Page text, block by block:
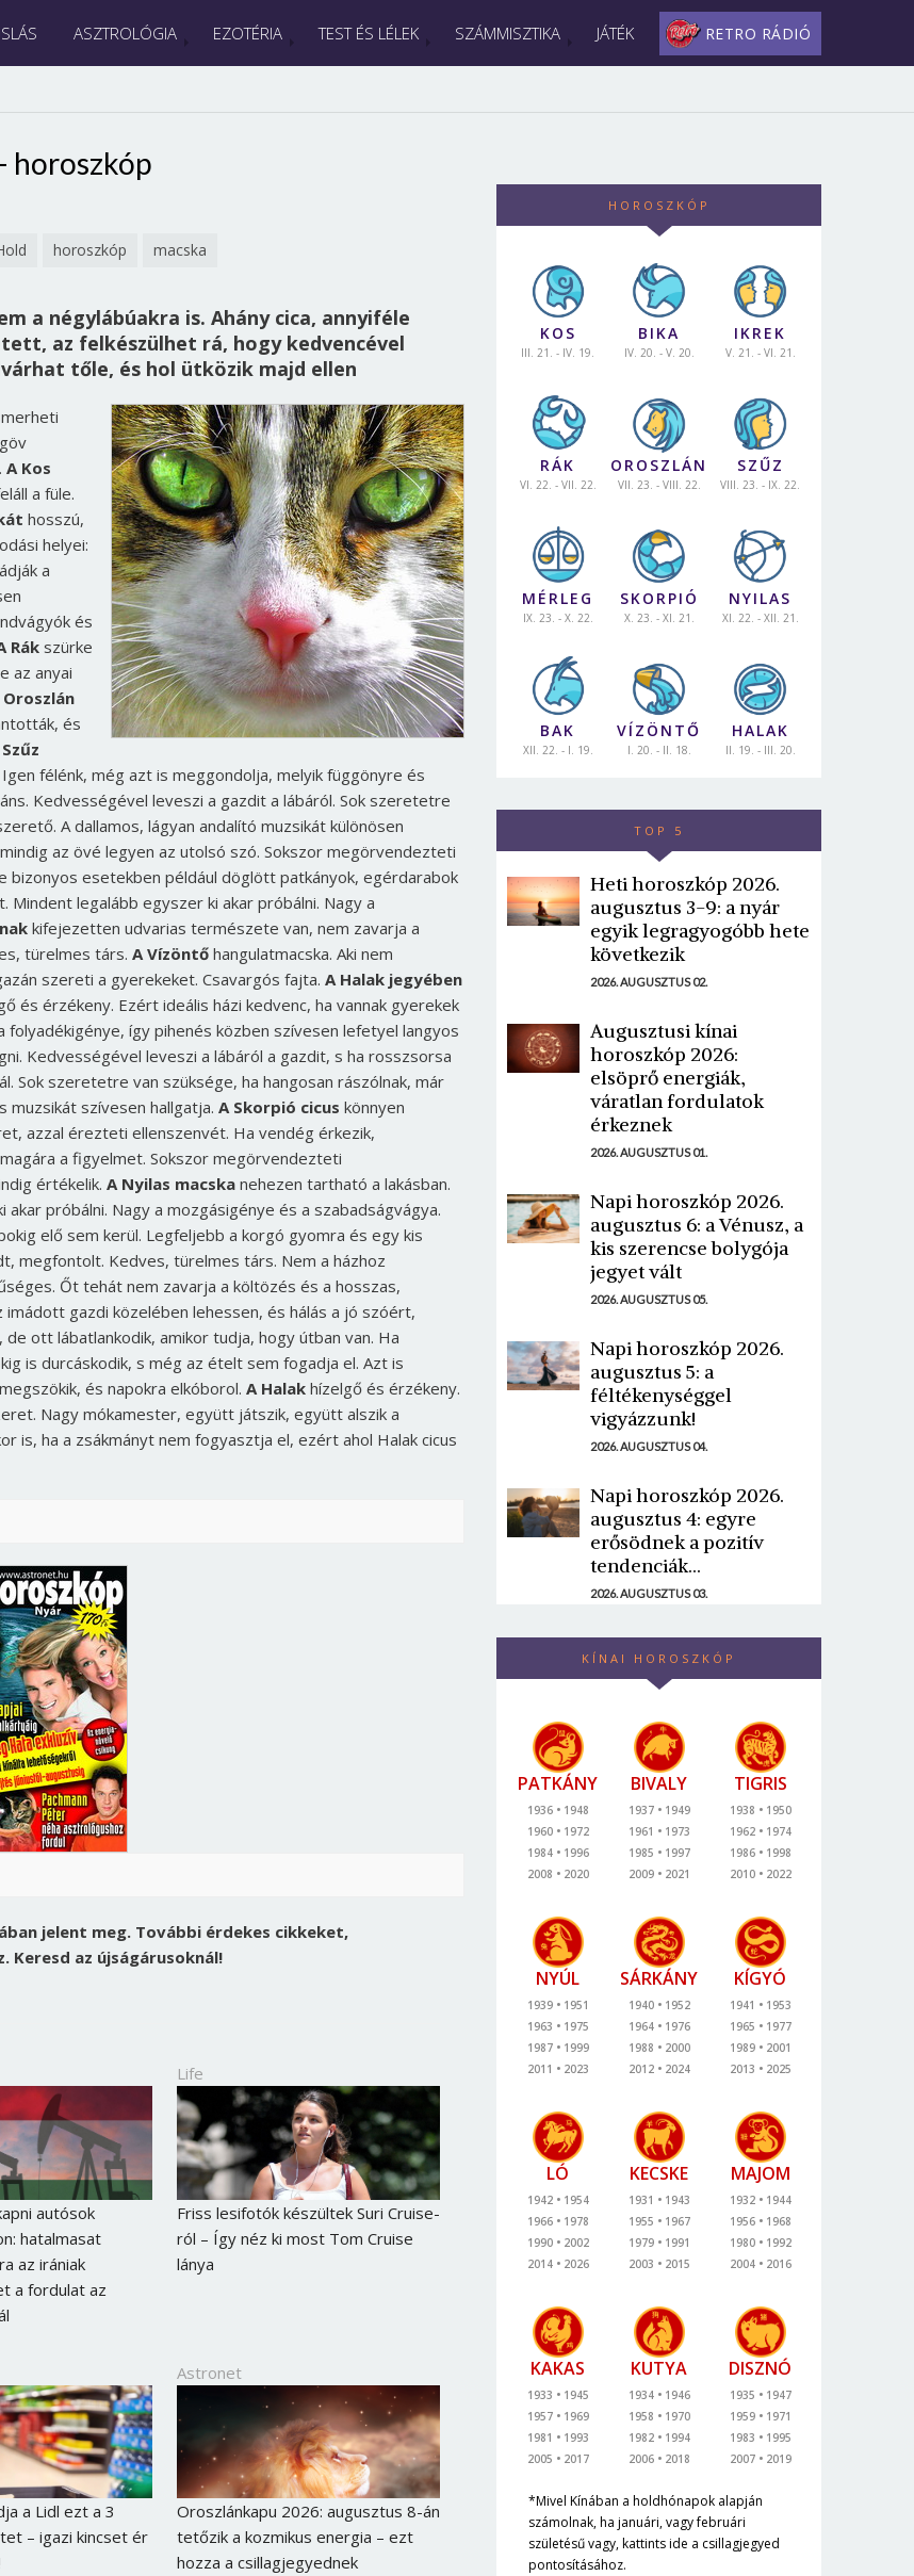
ASZTROLÓGIA EZOTÉRIA TEST ÉS LÉLEK SZÁMMISZTIKA JÁTÉK RETRO RÁDIÓ
horoszkóp
horoszkóp macska
a négylábúakra is. Ahány cica, annyiféle
az felkészülhet rá, hogy kedvencével
tőle, és hol ütközik majd ellen
A Kos
a füle.
hosszú,
helyei:
a
és
Rákszürke
az anyai
Oroszlán
és
félénk, még azt is meggondolja, melyik függönyre és
Kedvességével leveszi a gazdit a lábáról. Sok szeretetre
A dallamos, lágyan andalító muzsikát különösen
az övé legyen az utolsó szó. Sokszor megörvendezteti
bizonyos esetekben például döglött patkányok, egérdarabok
Mindent legalább egyszer ki akar próbálni. Nagy a
kifejezetten udvarias természete van, nem zavarja a
türelmes társ. A Vízöntő hangulatmacska. Aki nem
szereti a gyerekeket. Csavargós fajta. A Halak jegyében
és érzékeny. Ezért ideális házi kedvenc, ha vannak gyerekek
folyadékigénye, így pihenés közben szívesen lefetyel langyos
Kedvességével leveszi a lábáról a gazdit, s ha rosszsorsa
Sok szeretetre van szüksége, ha hangosan rászólnak, már
szívesen hallgatja. A Skorpió cicus könnyen
azzal érezteti ellenszenvét. Ha vendég érkezik,
a figyelmet. Sokszor megörvendezteti
értékelik. A Nyilas macska nehezen tartható a lakásban.
próbálni. Nagy a mozgásigénye és a szabadságvágya.
elő sem kerül. Legfeljebb a korgó gyomra és egy kis
megfontolt. Kedves, türelmes társ. Nem a házhoz
Őt tehát nem zavarja a költözés és a hosszas,
gazdi közelében lehessen, és hálás a jó szóért,
de ott lábatlankodik, amikor tudja, hogy útban van. Ha
is durcáskodik, s még az ételt sem fogadja el. Azt is
és napokra elkóborol. A Halak hízelgő és érzékeny.
Nagy mókamester, együtt játszik, együtt alszik a
is, ha a zsákmányt nem fogyasztja el, ezért ahol Halak cicus
jelent meg. További érdekes cikkeket,
az újságárusoknál!
autósok
hatalmasat
az irániak
a fordulat az
Life
Friss lesifotók készültek Suri Cruise-
ról – Így néz ki most Tom Cruise
lánya
a Lidl ezt a 3
– igazi kincset ér
Astronet
Oroszlánkapu 2026: augusztus 8-án
tetőzik a kozmikus energia – ezt
hozza a csillagjegyednek
HOROSZKÓP
KOS
III. 21. - IV. 19.
BIKA
IV. 20. - V. 20.
IKREK
V. 21. - VI. 21.
RÁK
VI. 22. - VII. 22.
OROSZLÁN
VII. 23. - VIII. 22.
SZŰZ
VIII. 23. - IX. 22.
MÉRLEG
IX. 23. - X. 22.
SKORPIÓ
X. 23. - XI. 21.
NYILAS
XI. 22. - XII. 21.
BAK
XII. 22. - I. 19.
VÍZÖNTŐ
I. 20. - II. 18.
HALAK
II. 19. - III. 20.
TOP 5
Heti horoszkóp 2026.
augusztus 3-9: a nyár
egyik legragyogóbb hete
következik
2026. AUGUSZTUS 02.
Augusztusi kínai
horoszkóp 2026:
elsöprő energiák,
váratlan fordulatok
érkeznek
2026. AUGUSZTUS 01.
Napi horoszkóp 2026.
augusztus 6: a Vénusz, a
kis szerencse bolygója
jegyet vált
2026. AUGUSZTUS 05.
Napi horoszkóp 2026.
augusztus 5: a
féltékenységgel
vigyázzunk!
2026. AUGUSZTUS 04.
Napi horoszkóp 2026.
augusztus 4: egyre
erősödnek a pozitív
tendenciák...
2026. AUGUSZTUS 03.
KÍNAI HOROSZKÓP
PATKÁNY
1936
1948
1960
1972
1984
1996
2008
2020
BIVALY
1937
1949
1961
1973
1985
1997
2009
2021
TIGRIS
1938
1950
1962
1974
1986
1998
2010
2022
NYÚL
1939
1951
1963
1975
1987
1999
2011
2023
SÁRKÁNY
1940
1952
1964
1976
1988
2000
2012
2024
KÍGYÓ
1941
1953
1965
1977
1989
2001
2013
2025
LÓ
1942
1954
1966
1978
1990
2002
2014
2026
KECSKE
1931
1943
1955
1967
1979
1991
2003
2015
MAJOM
1932
1944
1956
1968
1980
1992
2004
2016
KAKAS
1933
1945
1957
1969
1981
1993
2005
2017
KUTYA
1934
1946
1958
1970
1982
1994
2006
2018
DISZNÓ
1935
1947
1959
1971
1983
1995
2007
2019
*Mivel Kínában a holdhónapok alapján
számolnak, ha januári, vagy februári
születésű vagy, kattints ide a csillagjegyed
pontosításához.
Borsonline bejelentkezés
E-mail cím vagy felhasználónév
Jelszó
Mégse Bejelentkezés